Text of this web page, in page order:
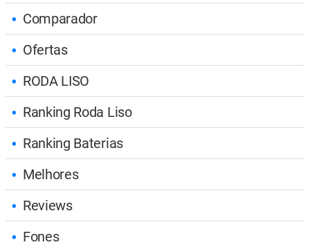
Comparador
Ofertas
RODA LISO
Ranking Roda Liso
Ranking Baterias
Melhores
Reviews
Fones